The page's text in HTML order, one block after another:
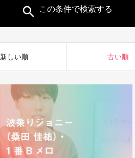
この条件で検索する
新しい順 古い順